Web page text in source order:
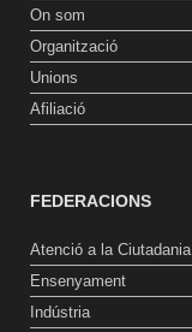
On som
Organització
Unions
Afiliació
FEDERACIONS
Atenció a la Ciutadania
Ensenyament
Indústria